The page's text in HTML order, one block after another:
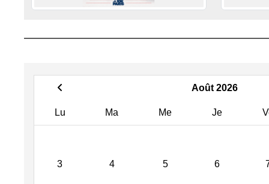
Août 2026
Lu Ma Me Je
3 4 5 6